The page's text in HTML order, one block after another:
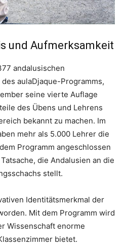
und Aufmerksamkeit
andalusischen
aulaDjaque-Programms,
seine vierte Auflage
des Übens und Lehrens
bekannt zu machen. Im
mehr als 5.000 Lehrer die
Programm angeschlossen
die Andalusien an die
stellt.
Identitätsmerkmal der
Mit dem Programm wird
Wissenschaft enorme
bietet.